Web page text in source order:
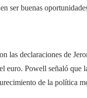
ser buenas
las declaraciones de
euro. Powell señaló que
de la política